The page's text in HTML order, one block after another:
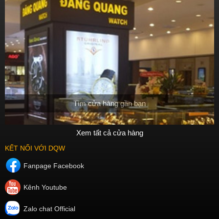
Tìm cửa hàng gần bạn
Xem tất cả cửa hàng
KẾT NỐI VỚI DQW
Fanpage Facebook
Kênh Youtube
Zalo chat Official